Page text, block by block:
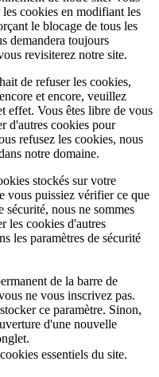
cookies en modifiant les
le blocage de tous les
demandera toujours
revisiterez notre site.
de refuser les cookies,
et encore, veuillez
effet. Vous êtes libre de vous
d'autres cookies pour
refusez les cookies, nous
notre domaine.
stockés sur votre
vous puissiez vérifier ce que
sécurité, nous ne sommes
les cookies d'autres
les paramètres de sécurité
de la barre de
ne vous inscrivez pas.
ce paramètre. Sinon,
d'une nouvelle
essentiels du site.